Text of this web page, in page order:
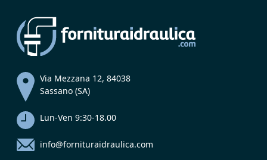
Via Mezzana 12, 84038
Sassano (SA)
Lun-Ven 9:30-18.00
info@fornituraidraulica.com